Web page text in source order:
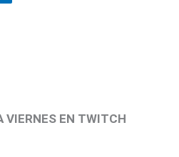
VIERNES EN TWITCH